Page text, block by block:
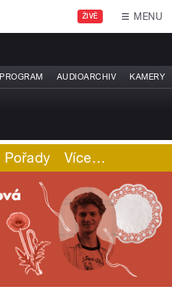
ŽIVĚ MENU
PROGRAM AUDIOARCHIV KAMERY
Pořady Více…